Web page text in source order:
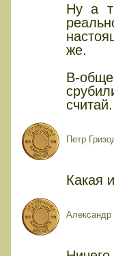
Ну а
же.
В-
считай.
Петр
Какая
Александр